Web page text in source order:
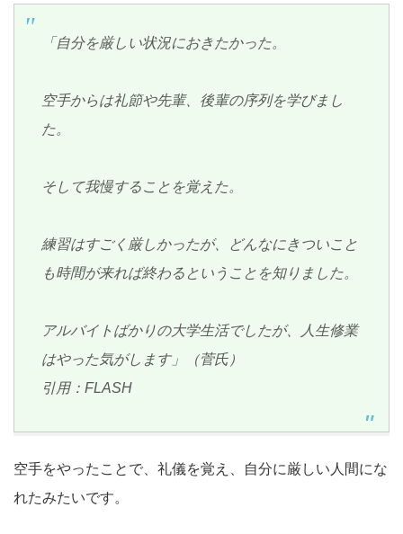
「自分を厳しい状況におきたかった。
空手からは礼節や先輩、後輩の序列を学びまし
た。
そして我慢することを覚えた。
練習はすごく厳しかったが、どんなにきついこと
も時間が来れば終わるということを知りました。
アルバイトばかりの大学生活でしたが、人生修業
はやった気がします」（菅氏）
引用：FLASH
空手をやったことで、礼儀を覚え、自分に厳しい人間にな
れたみたいです。